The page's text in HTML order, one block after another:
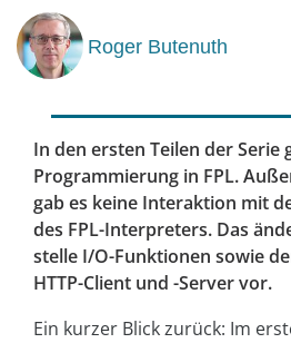
Roger Butenuth
In den ersten Teilen der Serie
Programmierung in FPL.
gab es keine Interaktion mit
des FPL-Interpreters. Das
stelle I/O-Funktionen sowie
HTTP-Client und -Server vor.
Ein kurzer Blick zurück: Im